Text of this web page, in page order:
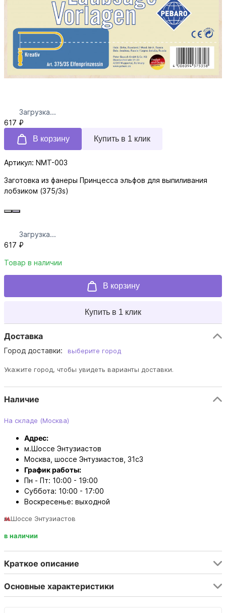
Загрузка...
617 ₽
В корзину
Купить в 1 клик
Артикул: NMT-003
Заготовка из фанеры Принцесса эльфов для выпиливания
лобзиком (375/3s)
Загрузка...
617 ₽
Товар в наличии
В корзину
Купить в 1 клик
Доставка
Город доставки: выберите город
Укажите город, чтобы увидеть варианты доставки.
Наличие
На складе (Москва)
Адрес:
м.Шоссе Энтузиастов
Москва, шоссе Энтузиастов, 31с3
График работы:
Пн - Пт: 10:00 - 19:00
Суббота: 10:00 - 17:00
Воскресенье: выходной
м.Шоссе Энтузиастов
в наличии
Краткое описание
Основные характеристики